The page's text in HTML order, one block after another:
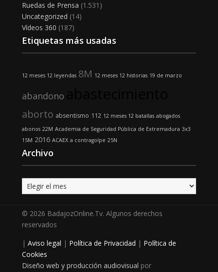
Ruedas de Prensa (1.531)
Uncategorized (14)
Vídeos 360 (187)
Etiquetas más usadas
12 meses 12 leyendas 8M 12 meses 12 historias 19 de marzo
abandono
aborto absentismo 112 12 meses 12 batallas abogados
abonos 22M Academia de Seguridad Pública de Extremadura 3x3
15M 2016 ACAEX a contragolpe 25N
Archivo
Archivo
© 2026 BadajozOnline.Tv. Algunos derechos
reservados
| Aviso legal | Política de Privacidad | Política de
Cookies
Diseño web y producción audiovisual por